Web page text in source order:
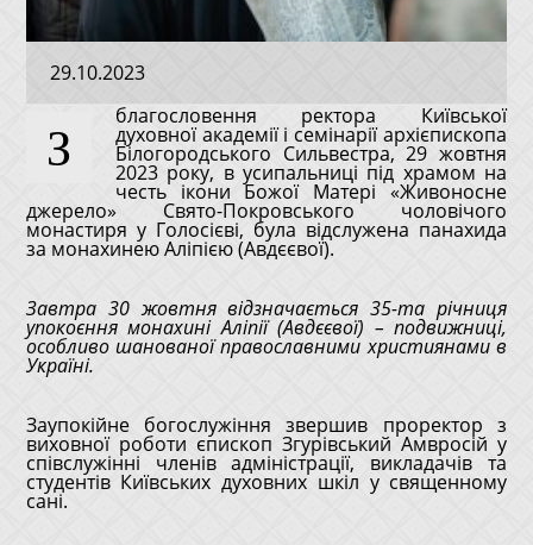
29.10.2023
З
благословення ректора Київської
духовної академії і семінарії архієпископа Білогородського Сильвестра, 29 жовтня
2023 року, в усипальниці під храмом на
честь ікони Божої Матері «Живоносне
джерело» Свято-Покровського чоловічого
монастиря у Голосієві, була відслужена панахида
за монахинею Аліпією (Авдєєвої).
Завтра 30 жовтня відзначається 35-та річниця
упокоєння монахині Аліпії (Авдєєвої) – подвижниці,
особливо шанованої православними християнами в
Україні.
Заупокійне богослужіння звершив проректор з
виховної роботи єпископ Згурівський Амвросій у
співслужінні членів адміністрації, викладачів та
студентів Київських духовних шкіл у священному
сані.